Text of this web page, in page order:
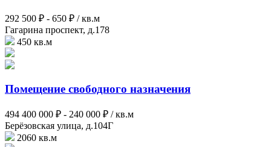
292 500 ₽ - 650 ₽ / кв.м
Гагарина проспект, д.178
450 кв.м
Помещение свободного назначения
494 400 000 ₽ - 240 000 ₽ / кв.м
Берёзовская улица, д.104Г
2060 кв.м